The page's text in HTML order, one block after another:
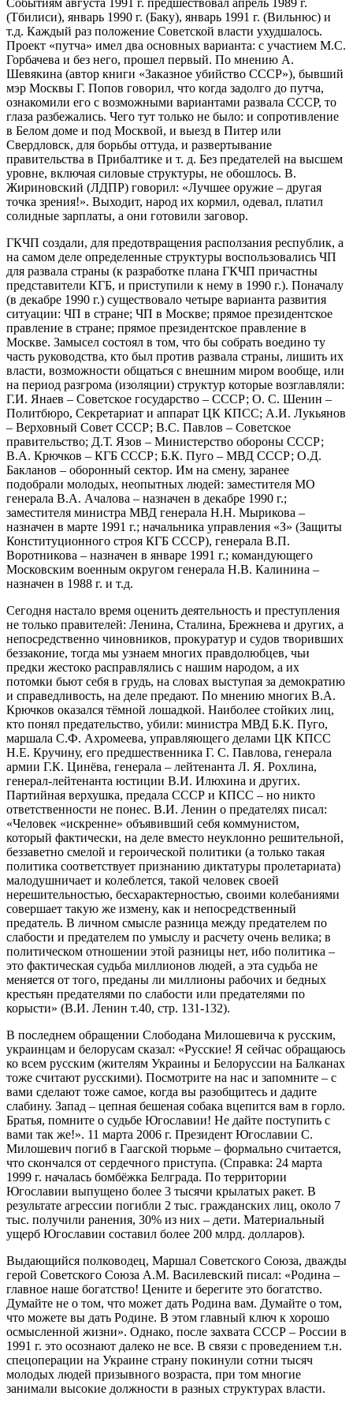
(Тбилиси), январь 1990 г. (Баку), январь 1991 г. (Вильнюс) и
т.д. Каждый раз положение Советской власти ухудшалось.
Проект «путча» имел два основных варианта: с участием М.С.
Горбачева и без него, прошел первый. По мнению А.
Шевякина (автор книги «Заказное убийство СССР»), бывший
мэр Москвы Г. Попов говорил, что когда задолго до путча,
ознакомили его с возможными вариантами развала СССР, то
глаза разбежались. Чего тут только не было: и сопротивление
в Белом доме и под Москвой, и выезд в Питер или
Свердловск, для борьбы оттуда, и развертывание
правительства в Прибалтике и т. д. Без предателей на высшем
уровне, включая силовые структуры, не обошлось. В.
Жириновский (ЛДПР) говорил: «Лучшее оружие – другая
точка зрения!». Выходит, народ их кормил, одевал, платил
солидные зарплаты, а они готовили заговор.
ГКЧП создали, для предотвращения расползания республик, а
на самом деле определенные структуры воспользовались ЧП
для развала страны (к разработке плана ГКЧП причастны
представители КГБ, и приступили к нему в 1990 г.). Поначалу
(в декабре 1990 г.) существовало четыре варианта развития
ситуации: ЧП в стране; ЧП в Москве; прямое президентское
правление в стране; прямое президентское правление в
Москве. Замысел состоял в том, что бы собрать воедино ту
часть руководства, кто был против развала страны, лишить их
власти, возможности общаться с внешним миром вообще, или
на период разгрома (изоляции) структур которые возглавляли:
Г.И. Янаев – Советское государство – СССР; О. С. Шенин –
Политбюро, Секретариат и аппарат ЦК КПСС; А.И. Лукьянов
– Верховный Совет СССР; В.С. Павлов – Советское
правительство; Д.Т. Язов – Министерство обороны СССР;
В.А. Крючков – КГБ СССР; Б.К. Пуго – МВД СССР; О.Д.
Бакланов – оборонный сектор. Им на смену, заранее
подобрали молодых, неопытных людей: заместителя МО
генерала В.А. Ачалова – назначен в декабре 1990 г.;
заместителя министра МВД генерала Н.Н. Мырикова –
назначен в марте 1991 г.; начальника управления «З» (Защиты
Конституционного строя КГБ СССР), генерала В.П.
Воротникова – назначен в январе 1991 г.; командующего
Московским военным округом генерала Н.В. Калинина –
назначен в 1988 г. и т.д.
Сегодня настало время оценить деятельность и преступления
не только правителей: Ленина, Сталина, Брежнева и других, а
непосредственно чиновников, прокуратур и судов творивших
беззаконие, тогда мы узнаем многих правдолюбцев, чьи
предки жестоко расправлялись с нашим народом, а их
потомки бьют себя в грудь, на словах выступая за демократию
и справедливость, на деле предают. По мнению многих В.А.
Крючков оказался тёмной лошадкой. Наиболее стойких лиц,
кто понял предательство, убили: министра МВД Б.К. Пуго,
маршала С.Ф. Ахромеева, управляющего делами ЦК КПСС
Н.Е. Кручину, его предшественника Г. С. Павлова, генерала
армии Г.К. Цинёва, генерала – лейтенанта Л. Я. Рохлина,
генерал-лейтенанта юстиции В.И. Илюхина и других.
Партийная верхушка, предала СССР и КПСС – но никто
ответственности не понес. В.И. Ленин о предателях писал:
«Человек «искренне» объявивший себя коммунистом,
который фактически, на деле вместо неуклонно решительной,
беззаветно смелой и героической политики (а только такая
политика соответствует признанию диктатуры пролетариата)
малодушничает и колеблется, такой человек своей
нерешительностью, бесхарактерностью, своими колебаниями
совершает такую же измену, как и непосредственный
предатель. В личном смысле разница между предателем по
слабости и предателем по умыслу и расчету очень велика; в
политическом отношении этой разницы нет, ибо политика –
это фактическая судьба миллионов людей, а эта судьба не
меняется от того, преданы ли миллионы рабочих и бедных
крестьян предателями по слабости или предателями по
корысти» (В.И. Ленин т.40, стр. 131-132).
В последнем обращении Слободана Милошевича к русским,
украинцам и белорусам сказал: «Русские! Я сейчас обращаюсь
ко всем русским (жителям Украины и Белоруссии на Балканах
тоже считают русскими). Посмотрите на нас и запомните – с
вами сделают тоже самое, когда вы разобщитесь и дадите
слабину. Запад – цепная бешеная собака вцепится вам в горло.
Братья, помните о судьбе Югославии! Не дайте поступить с
вами так же!». 11 марта 2006 г. Президент Югославии С.
Милошевич погиб в Гаагской тюрьме – формально считается,
что скончался от сердечного приступа. (Справка: 24 марта
1999 г. началась бомбёжка Белграда. По территории
Югославии выпущено более 3 тысячи крылатых ракет. В
результате агрессии погибли 2 тыс. гражданских лиц, около 7
тыс. получили ранения, 30% из них – дети. Материальный
ущерб Югославии составил более 200 млрд. долларов).
Выдающийся полководец, Маршал Советского Союза, дважды
герой Советского Союза А.М. Василевский писал: «Родина –
главное наше богатство! Цените и берегите это богатство.
Думайте не о том, что может дать Родина вам. Думайте о том,
что можете вы дать Родине. В этом главный ключ к хорошо
осмысленной жизни». Однако, после захвата СССР – России в
1991 г. это осознают далеко не все. В связи с проведением т.н.
спецоперации на Украине страну покинули сотни тысяч
молодых людей призывного возраста, при том многие
занимали высокие должности в разных структурах власти.